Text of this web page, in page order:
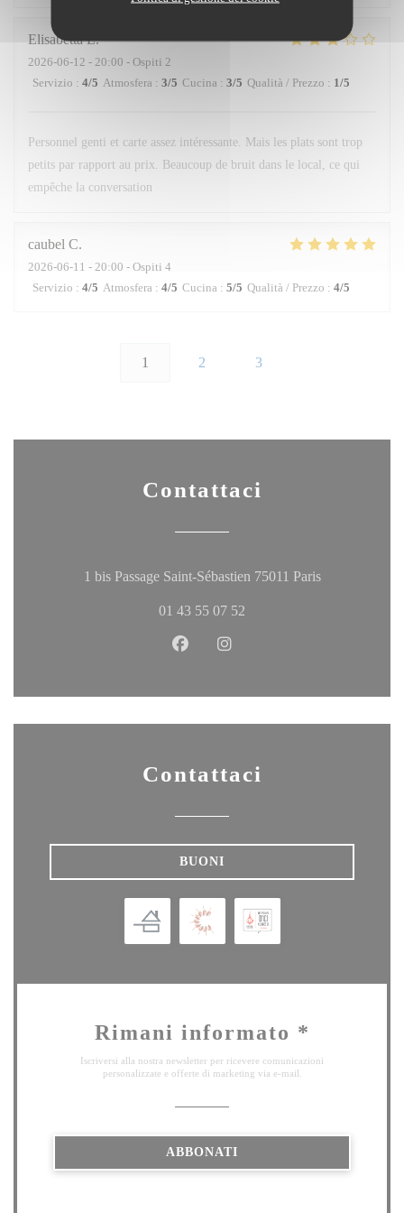
Elisabetta L
2026-06-12 - 20:00 - Ospiti 2
Servizio : 4/5 Atmosfera : 3/5 Cucina : 3/5 Qualità / Prezzo : 1/5
Personnel genti et carte assez intéressante. Mais les plats sont trop
petits par rapport au prix. Beaucoup de bruit dans le local, ce qui
empêche la conversation
caubel C
2026-06-11 - 20:00 - Ospiti 4
Servizio : 4/5 Atmosfera : 4/5 Cucina : 5/5 Qualità / Prezzo : 4/5
1 2 3
Contattaci
1 bis Passage Saint-Sébastien 75011 Paris((apre una
01 43 55 07 52
Facebook ((apre una nuova
Contattaci
BUONI
Rimani informato *
Iscriversi alla nostra newsletter per ricevere comunicazioni
personalizzate e offerte di marketing via e-mail.
ABBONATI